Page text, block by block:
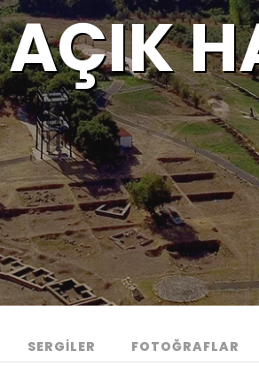
SERGİLER FOTOĞRAFLAR